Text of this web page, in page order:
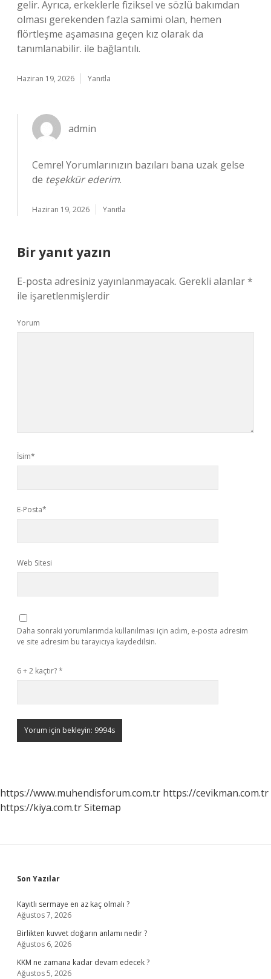
gelir. Ayrıca, erkeklerle fiziksel ve sözlü bakımdan
olması gerekenden fazla samimi olan, hemen
flörtleşme aşamasına geçen kız olarak da
tanımlanabilir. ile bağlantılı.
Haziran 19, 2026 Yanıtla
admin
Cemre! Yorumlarınızın bazıları bana uzak gelse
de teşekkür ederim.
Haziran 19, 2026 Yanıtla
Bir yanıt yazın
E-posta adresiniz yayınlanmayacak. Gerekli alanlar*
ile işaretlenmişlerdir
Yorum
İsim*
E-Posta*
Web Sitesi
Daha sonraki yorumlarımda kullanılması için adım, e-posta adresim
ve site adresim bu tarayıcıya kaydedilsin.
6 + 2 kaçtır?*
https://www.muhendisforum.com.tr https://cevikman.com.tr
https://kiya.com.trSitemap
Sidebar
Son Yazılar
Kayıtlı sermaye en az kaç olmalı ?
Ağustos 7, 2026
Birlikten kuvvet doğarın anlamı nedir ?
Ağustos 6, 2026
KKM ne zamana kadar devam edecek ?
Ağustos 5, 2026